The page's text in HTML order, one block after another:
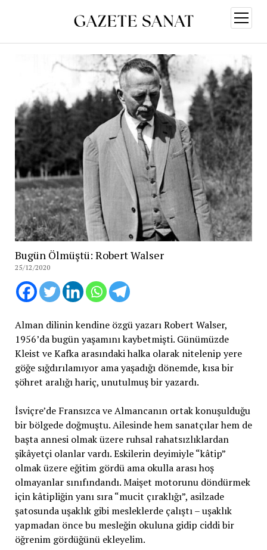
aç
Bugün Ölmüştü: Robert Walser
25/12/2020
Alman dilinin kendine özgü yazarı Robert Walser,
1956’da bugün yaşamını kaybetmişti. Günümüzde
Kleist ve Kafka arasındaki halka olarak nitelenip yere
göğe sığdırılamıyor ama yaşadığı dönemde, kısa bir
şöhret aralığı hariç, unutulmuş bir yazardı.
İsviçre’de Fransızca ve Almancanın ortak konuşulduğu
bir bölgede doğmuştu. Ailesinde hem sanatçılar hem de
başta annesi olmak üzere ruhsal rahatsızlıklardan
şikâyetçi olanlar vardı. Eskilerin deyimiyle “kâtip”
olmak üzere eğitim gördü ama okulla arası hoş
olmayanlar sınıfındandı. Maişet motorunu döndürmek
için kâtipliğin yanı sıra “mucit çıraklığı”, asilzade
şatosunda uşaklık gibi mesleklerde çalıştı – uşaklık
yapmadan önce bu mesleğin okuluna gidip ciddi bir
öğrenim gördüğünü ekleyelim.